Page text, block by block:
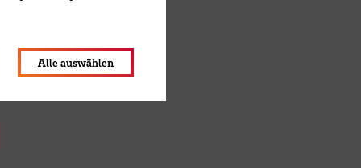
Alle auswählen